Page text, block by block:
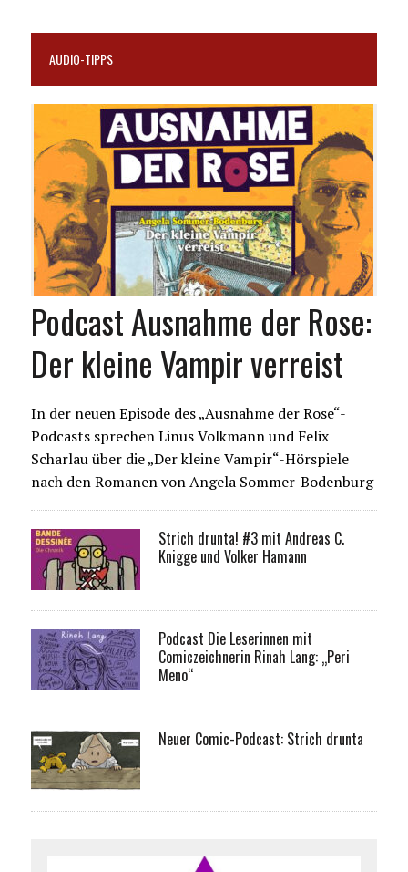
AUDIO-TIPPS
Podcast Ausnahme der Rose:
Der kleine Vampir verreist
In der neuen Episode des „Ausnahme der Rose“-
Podcasts sprechen Linus Volkmann und Felix
Scharlau über die „Der kleine Vampir“-Hörspiele
nach den Romanen von Angela Sommer-Bodenburg
Strich drunta! #3 mit Andreas C.
Knigge und Volker Hamann
Podcast Die Leserinnen mit
Comiczeichnerin Rinah Lang: „Peri
Meno“
Neuer Comic-Podcast: Strich drunta